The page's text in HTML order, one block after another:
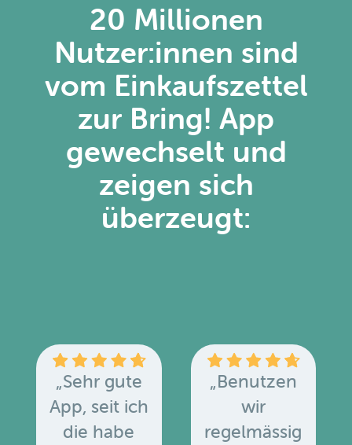
20 Millionen
Nutzer:innen sind
vom Einkaufszettel
zur Bring! App
gewechselt und
zeigen sich
überzeugt:
„Sehr gute
App, seit ich
die habe
„Benutzen
wir
regelmässig